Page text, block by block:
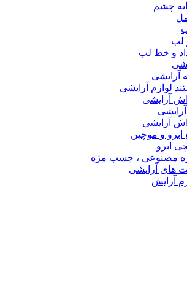
چشم
لب
و خط لب
آرایشی
لوازم آرایشی
آرایشی
آرایشی
آرایشی
ابرو و موچین
ابرو
مصنوعی ، چسب مژه
های آرایشی
آرایش